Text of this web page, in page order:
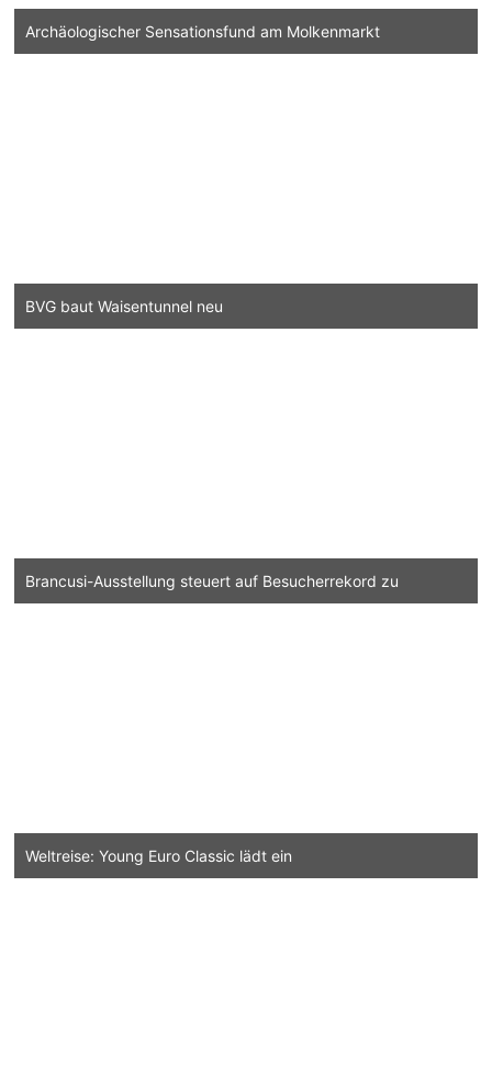
Archäologischer Sensationsfund am Molkenmarkt
BVG baut Waisentunnel neu
Brancusi-Ausstellung steuert auf Besucherrekord zu
Weltreise: Young Euro Classic lädt ein